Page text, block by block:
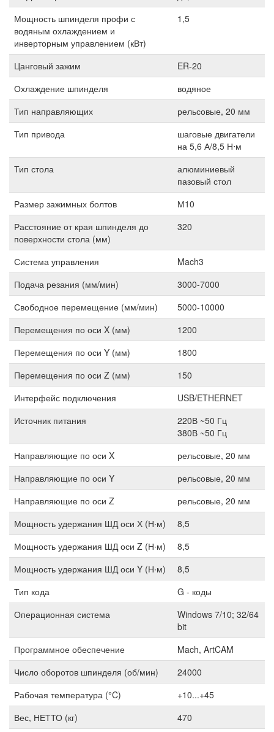
Мощность шпинделя профи с
водяным охлаждением и
инверторным управлением (кВт)
1,5
Цанговый зажим
ER-20
Охлаждение шпинделя
водяное
Тип направляющих
рельсовые, 20 мм
Тип привода
шаговые двигатели
на 5,6 А/8,5 Н⋅м
Тип стола
алюминиевый
пазовый стол
Размер зажимных болтов
М10
Расстояние от края шпинделя до
поверхности стола (мм)
320
Система управления
Mach3
Подача резания (мм/мин)
3000-7000
Свободное перемещение (мм/мин)
5000-10000
Перемещения по оси X (мм)
1200
Перемещения по оси Y (мм)
1800
Перемещения по оси Z (мм)
150
Интерфейс подключения
USB/ETHERNET
Источник питания
220В ~50 Гц
380В ~50 Гц
Направляющие по оси X
рельсовые, 20 мм
Направляющие по оси Y
рельсовые, 20 мм
Направляющие по оси Z
рельсовые, 20 мм
Мощность удержания ШД оси Х (Н∙м)
8,5
Мощность удержания ШД оси Z (Н∙м)
8,5
Мощность удержания ШД оси Y (Н∙м)
8,5
Тип кода
G - коды
Операционная система
Windows 7/10; 32/64
bit
Программное обеспечение
Mach, ArtCAM
Число оборотов шпинделя (об/мин)
24000
Рабочая температура (°C)
+10...+45
Вес, НЕТТО (кг)
470